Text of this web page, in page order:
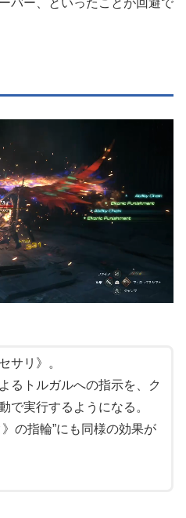
サリ》。
るトルガルへの指示を、ク
で実行するようになる。
の指輪”にも同様の効果が